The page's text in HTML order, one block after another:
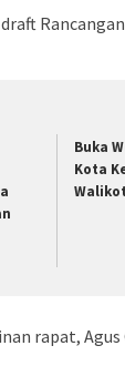
Buka
Kota
rapat, Agus